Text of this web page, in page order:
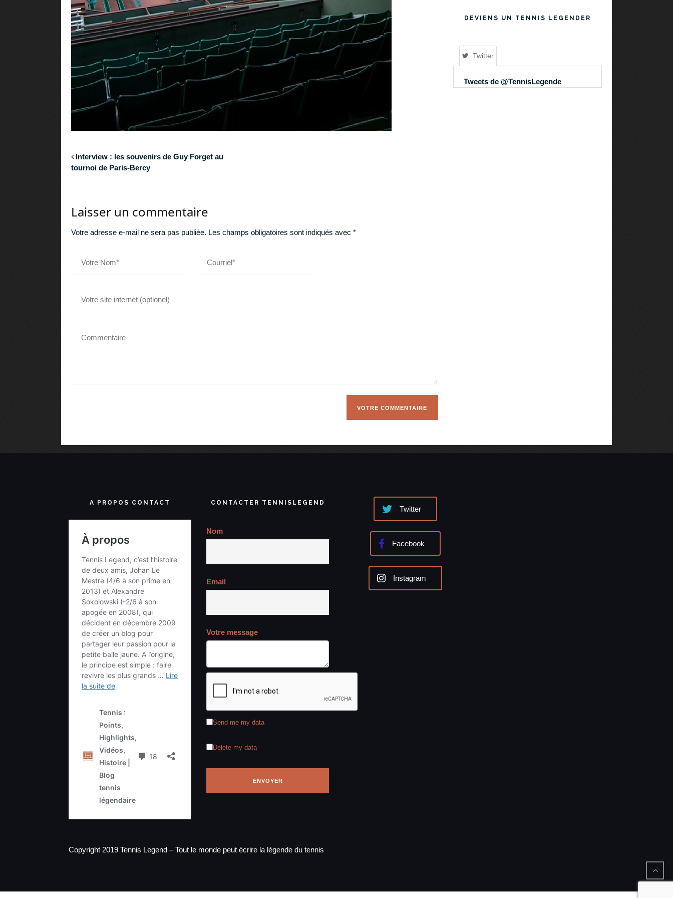
Interview : les souvenirs de Guy Forget au
tournoi de Paris-Bercy
Laisser un commentaire
Votre adresse e-mail ne sera pas publiée. Les champs obligatoires sont indiqués avec *
DEVIENS UN TENNIS LEGENDER
Twitter
Tweets de @TennisLegende
A PROPOS CONTACT CONTACTER TENNISLEGEND
Nom
Email
Votre message
Send me my data
Delete my data
Twitter
Facebook
Instagram
Copyright 2019 Tennis Legend – Tout le monde peut écrire la légende du tennis